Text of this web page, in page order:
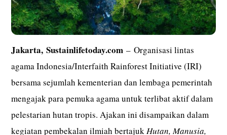
Jakarta,Sustainlifetoday.com – Organisasi lintas
agama Indonesia/Interfaith Rainforest Initiative (IRI)
bersama sejumlah kementerian dan lembaga pemerintah
mengajak para pemuka agama untuk terlibat aktif dalam
pelestarian hutan tropis. Ajakan ini disampaikan dalam
kegiatan pembekalan ilmiah bertajukHutan, Manusia,